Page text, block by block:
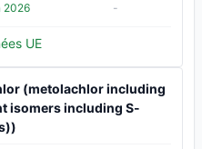
2026 -
UE
(metolachlor including
isomers including S-